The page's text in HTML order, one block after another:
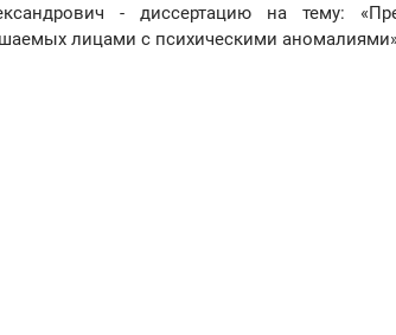
- диссертацию на тему:
лицами с психическими